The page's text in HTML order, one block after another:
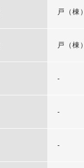
戸（棟）
戸（棟）
-
-
-